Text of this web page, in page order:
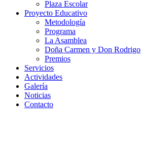
Plaza Escolar
Proyecto Educativo
Metodología
Programa
La Asamblea
Doña Carmen y Don Rodrigo
Premios
Servicios
Actividades
Galería
Noticias
Contacto